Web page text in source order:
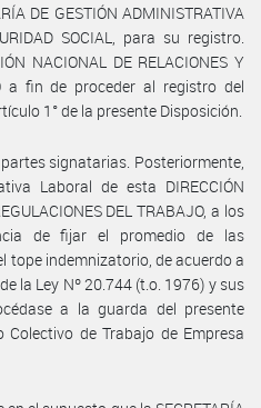
DE GESTIÓN ADMINISTRATIVA
SOCIAL, para su registro.
NACIONAL DE RELACIONES Y
a fin de proceder al registro del
1° de la presente Disposición.
signatarias. Posteriormente,
Laboral de esta DIRECCIÓN
DEL TRABAJO, a los
de fijar el promedio de las
tope indemnizatorio, de acuerdo a
la Ley Nº 20.744 (t.o. 1976) y sus
a la guarda del presente
de Trabajo de Empresa